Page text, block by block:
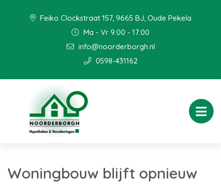
Feiko Clockstraat 157, 9665 BJ, Oude Pekela
Ma - Vr 9:00 - 17:00
info@noorderborgh.nl
0598-431162
Woningbouw blijft opnieuw